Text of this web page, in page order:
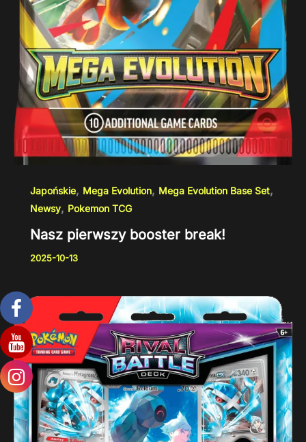
Japońskie, Mega Evolution, Mega Evolution Base Set,
Newsy, Pokemon TCG
Nasz pierwszy booster break!
2025-10-13